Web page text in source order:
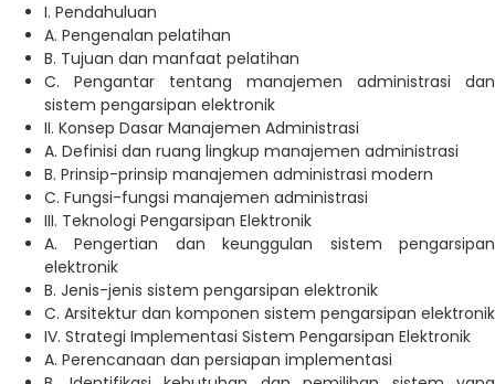
I. Pendahuluan
A. Pengenalan pelatihan
B. Tujuan dan manfaat pelatihan
C. Pengantar tentang manajemen administrasi dan
sistem pengarsipan elektronik
II. Konsep Dasar Manajemen Administrasi
A. Definisi dan ruang lingkup manajemen administrasi
B. Prinsip-prinsip manajemen administrasi modern
C. Fungsi-fungsi manajemen administrasi
III. Teknologi Pengarsipan Elektronik
A. Pengertian dan keunggulan sistem pengarsipan
elektronik
B. Jenis-jenis sistem pengarsipan elektronik
C. Arsitektur dan komponen sistem pengarsipan elektronik
IV. Strategi Implementasi Sistem Pengarsipan Elektronik
A. Perencanaan dan persiapan implementasi